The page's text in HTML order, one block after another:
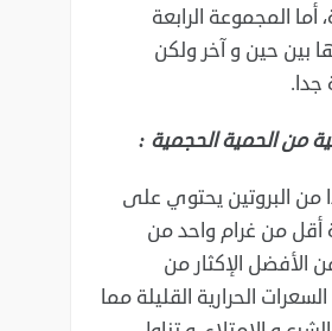
أما المجموعة الرابعة
بين حين و آخر ولكن
جدا.
من الحمية الحجمية :
من البروتين يحتوي على
أقل من غرام واحد من
الأفضل الإكثار من
الحرارية القليلة مما